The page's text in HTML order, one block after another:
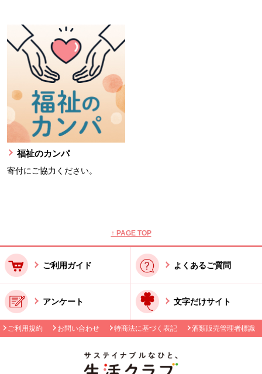
福祉のカンパ
寄付にご協力ください。
↑ PAGE TOP
ご利用ガイド よくあるご質問
アンケート 文字だけサイト
ご利用規約 お問い合わせ 特商法に基づく表記 酒類販売管理者標識